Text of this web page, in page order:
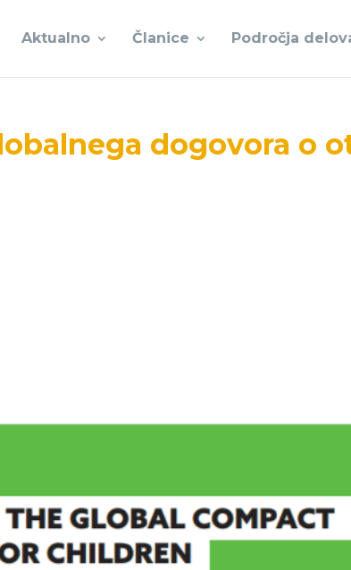
Aktualno Članice Področja
dogovora o